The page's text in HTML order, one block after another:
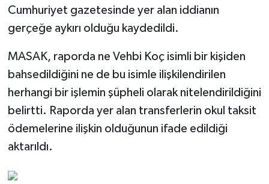
Cumhuriyet gazetesinde yer alan iddianın
gerçeğe aykırı olduğu kaydedildi.
MASAK, raporda ne Vehbi Koç isimli bir kişiden
bahsedildiğini ne de bu isimle ilişkilendirilen
herhangi bir işlemin şüpheli olarak nitelendirildiğini
belirtti. Raporda yer alan transferlerin okul taksit
ödemelerine ilişkin olduğunun ifade edildiği
aktarıldı.